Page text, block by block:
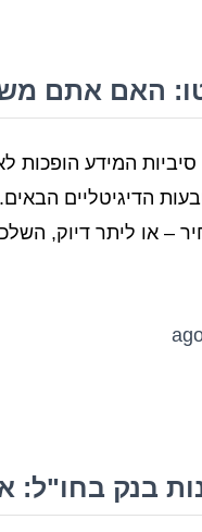
האם אתם
המידע הופכות
הדיגיטליים
– או ליתר דיוק,
בנק בחו"ל: